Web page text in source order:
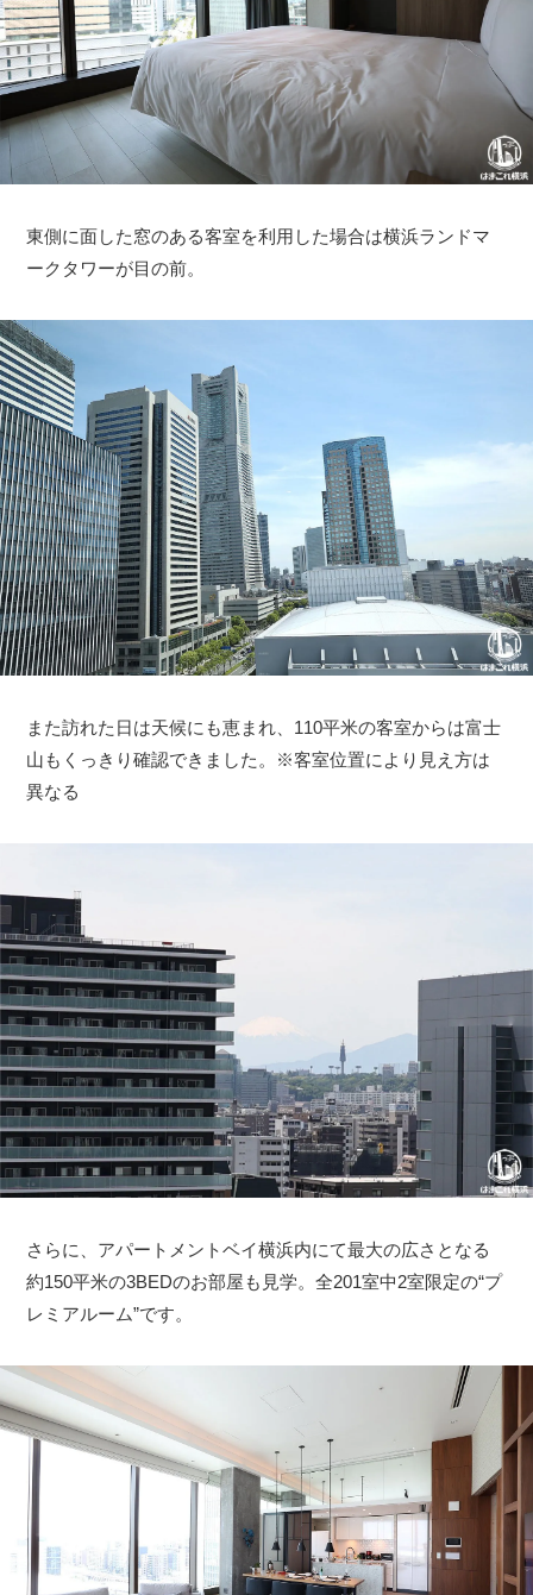
東側に面した窓のある客室を利用した場合は横浜ランドマ
ークタワーが目の前。
また訪れた日は天候にも恵まれ、110平米の客室からは富士
山もくっきり確認できました。※客室位置により見え方は
異なる
さらに、アパートメントベイ横浜内にて最大の広さとなる
約150平米の3BEDのお部屋も見学。全201室中2室限定の“プ
レミアルーム”です。
ランキング
ブログ記事
サイトについて